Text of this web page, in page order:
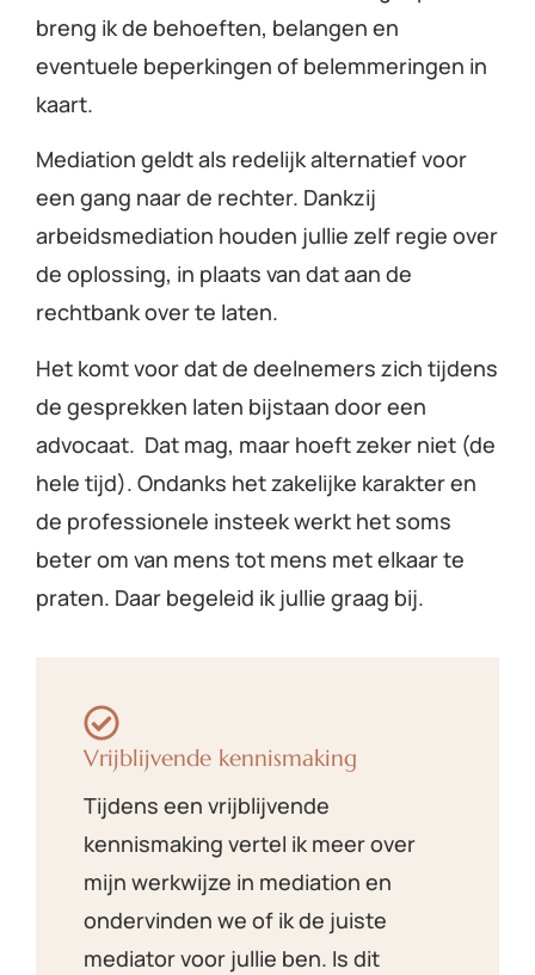
breng ik de behoeften, belangen en
eventuele beperkingen of belemmeringen in
kaart.
Mediation geldt als redelijk alternatief voor
een gang naar de rechter. Dankzij
arbeidsmediation houden jullie zelf regie over
de oplossing, in plaats van dat aan de
rechtbank over te laten.
Het komt voor dat de deelnemers zich tijdens
de gesprekken laten bijstaan door een
advocaat. Dat mag, maar hoeft zeker niet (de
hele tijd). Ondanks het zakelijke karakter en
de professionele insteek werkt het soms
beter om van mens tot mens met elkaar te
praten. Daar begeleid ik jullie graag bij.
Vrijblijvende kennismaking
Tijdens een vrijblijvende
kennismaking vertel ik meer over
mijn werkwijze in mediation en
ondervinden we of ik de juiste
mediator voor jullie ben. Is dit